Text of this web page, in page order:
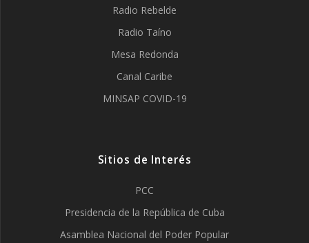
Radio Rebelde
Radio Taíno
Mesa Redonda
Canal Caribe
MINSAP COVID-19
Sitios de Interés
PCC
Presidencia de la República de Cuba
Asamblea Nacional del Poder Popular